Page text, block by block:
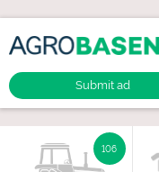
Submit ad
106